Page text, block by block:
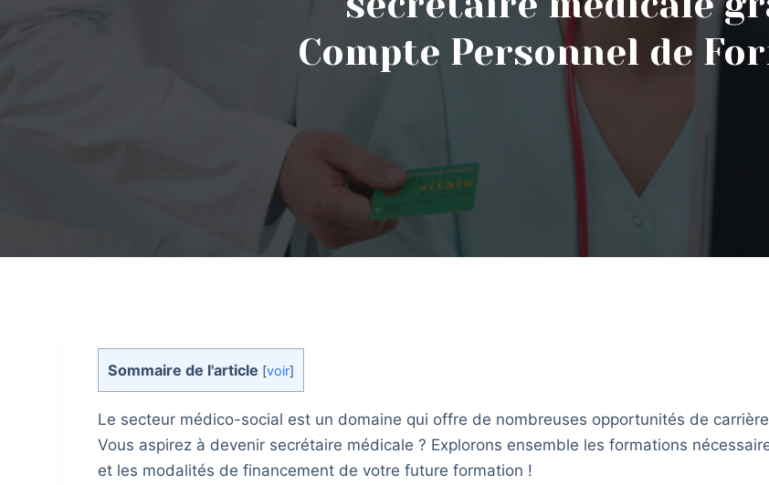
Compte Personnel de
Sommaire de l'article [voir]
Le secteur médico-social est un domaine qui offre de nombreuses opportunités de
Vous aspirez à devenir secrétaire médicale ? Explorons ensemble les formations
et les modalités de financement de votre future formation !